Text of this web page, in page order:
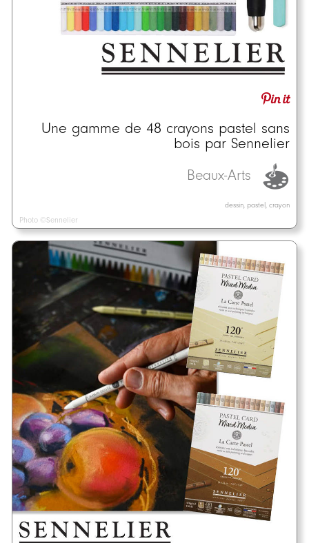
Une gamme de 48 crayons pastel sans
bois par Sennelier
Beaux-Arts
dessin, pastel, crayon
Photo ©Sennelier